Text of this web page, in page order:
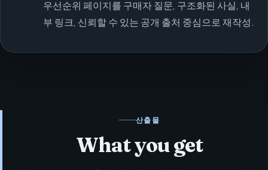
우선순위 페이지를 구매자 질문, 구조화된 사실, 내
부 링크, 신뢰할 수 있는 공개 출처 중심으로 재작성.
산출물
What you get